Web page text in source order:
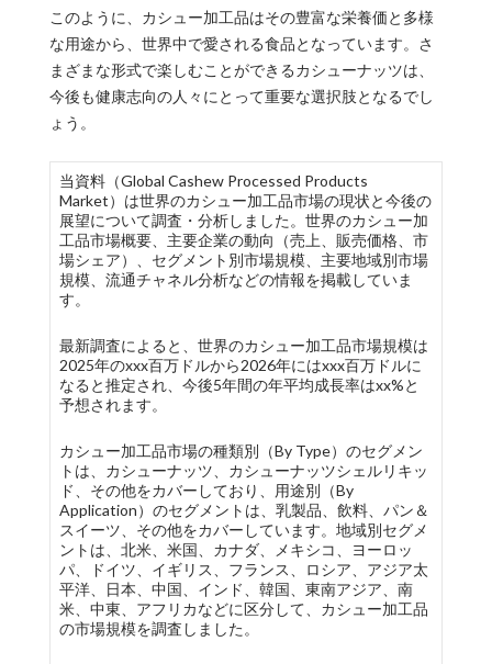
このように、カシュー加工品はその豊富な栄養価と多様
な用途から、世界中で愛される食品となっています。さ
まざまな形式で楽しむことができるカシューナッツは、
今後も健康志向の人々にとって重要な選択肢となるでし
ょう。
当資料（Global Cashew Processed Products
Market）は世界のカシュー加工品市場の現状と今後の
展望について調査・分析しました。世界のカシュー加
工品市場概要、主要企業の動向（売上、販売価格、市
場シェア）、セグメント別市場規模、主要地域別市場
規模、流通チャネル分析などの情報を掲載していま
す。
最新調査によると、世界のカシュー加工品市場規模は
2025年のxxx百万ドルから2026年にはxxx百万ドルに
なると推定され、今後5年間の年平均成長率はxx%と
予想されます。
カシュー加工品市場の種類別（By Type）のセグメン
トは、カシューナッツ、カシューナッツシェルリキッ
ド、その他をカバーしており、用途別（By
Application）のセグメントは、乳製品、飲料、パン＆
スイーツ、その他をカバーしています。地域別セグメ
ントは、北米、米国、カナダ、メキシコ、ヨーロッ
パ、ドイツ、イギリス、フランス、ロシア、アジア太
平洋、日本、中国、インド、韓国、東南アジア、南
米、中東、アフリカなどに区分して、カシュー加工品
の市場規模を調査しました。